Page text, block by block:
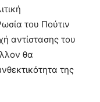
του Πούτιν
αντίστασης του
θα
της